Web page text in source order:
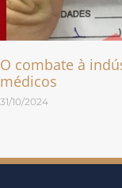
O combate à
médicos
31/10/2024